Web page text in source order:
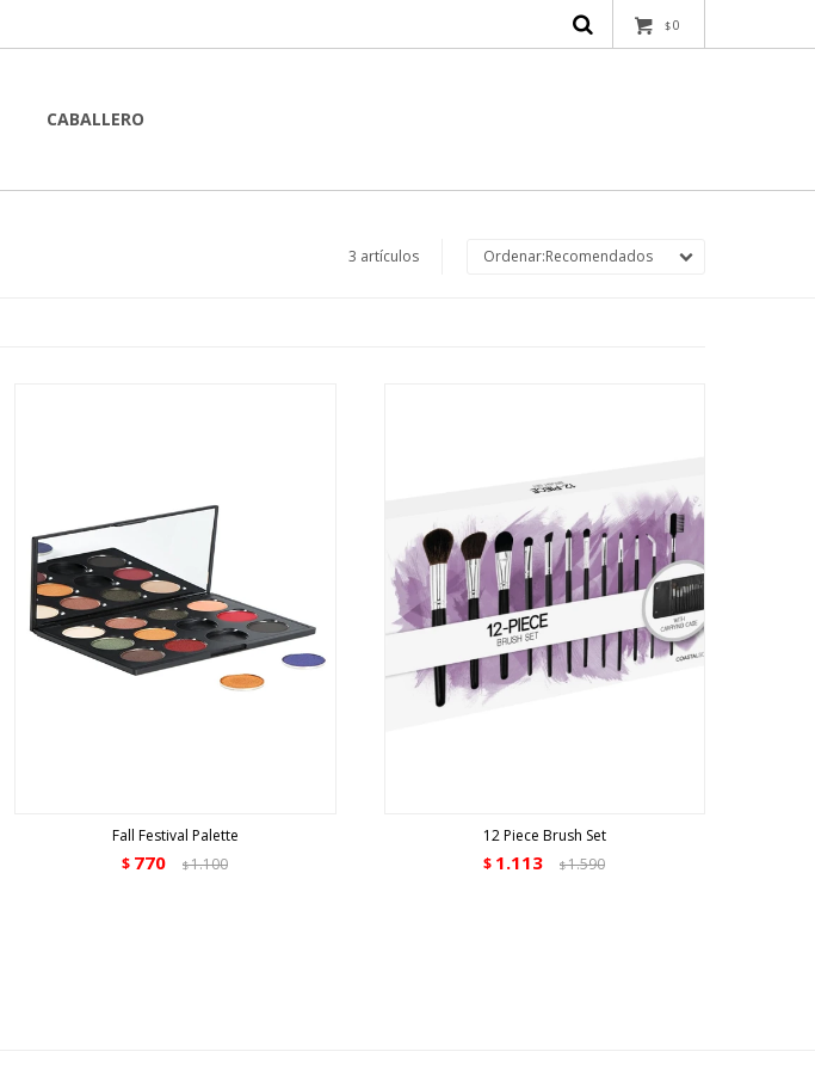
CABALLERO
$0
3 artículos Recomendados
Fall Festival Palette
$ 770 $1.100
12 Piece Brush Set
$ 1.113 $1.590